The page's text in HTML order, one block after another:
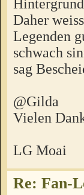
Daher
Legenden
schwach
sag
@Gilda
Vielen
LG Moai
Re: Fan-